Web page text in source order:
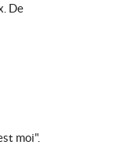
De
moi".